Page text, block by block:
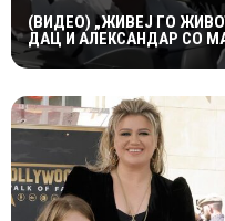
(ВИДЕО) „ЖИВЕЈ ГО
ДАЦ И АЛЕКСАНДАР СО
ПРЕТСТАВИЈА